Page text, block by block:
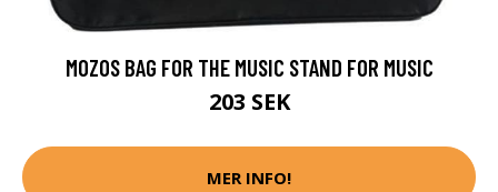
MOZOS BAG FOR THE MUSIC STAND FOR MUSIC
203 SEK
MER INFO!